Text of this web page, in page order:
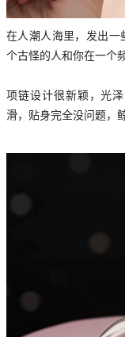
在人潮人海里，发出一
个古怪的人和你在一个
项链设计很新颖，光
滑，贴身完全没问题，